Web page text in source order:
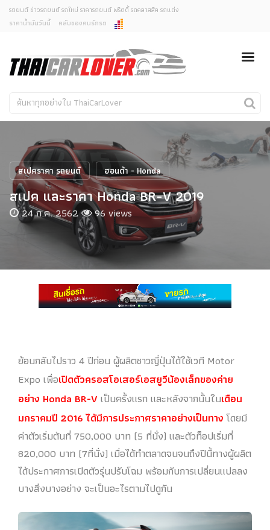
ยกเลิกการแจ้งเตือน
คุณต้องการยกเลิกการแจ้งเตือนข่าวสารเมื่อมีการอัพเดต
ใช่หรือไม่?
ไม่
รถยนต์ ข่าวรถยนต์ รถใหม่ ราคารถยนต์ พริตตี้ รถคลาสสิค รถแต่ง
ราคาน้ำมันวันนี้
คลับของคนรักรถ
รถใหม่
คนรักรถ
รถแต่ง
พริตตี้
งานแสดงรถ
Car In The Movie
สเปคราคา รถยนต์
สเปคราคา รถยนต์ ฮอนด้า - Honda
สเปค และราคา Honda BR-V 2019
24 ก.ค. 2562 96 views
ย้อนกลับไปราว 4 ปีก่อน ผู้ผลิตชาวญี่ปุ่นได้ใช้เวที Motor
Expo เพื่อเปิดตัวครอสโอเสอร์เอสยูวีน้องเล็กของค่าย
อย่าง Honda BR-V เป็นครั้งแรก และหลังจากนั้นในเดือน
มกราคมปี 2016 ได้มีการประกาศราคาอย่างเป็นทางโดยมี
ค่าตัวเริ่มต้นที่ 750,000 บาท (5 ที่นั่ง) และตัวท็อปเริ่มที่
820,000 บาท (7ที่นั่ง) เมื่อได้ทำตลาดจนจนถึงปีนี้ทางผู้ผลิต
ได้ประกาศการเปิดตัวรุ่นปรับโฉม พร้อมกับการเปลี่ยนแปลลง
บางสิ่งบางอย่าง จะเป็นอะไรตามไปดูกัน